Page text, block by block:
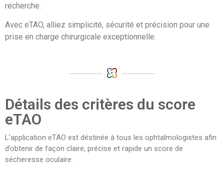
recherche.
Avec eTAO, alliez simplicité, sécurité et précision pour une
prise en charge chirurgicale exceptionnelle.
Détails des critères du score
eTAO
L’application eTAO est déstinée à tous les ophtalmologistes afin
d’obtenir de façon claire, précise et rapide un score de
sécheresse oculaire.